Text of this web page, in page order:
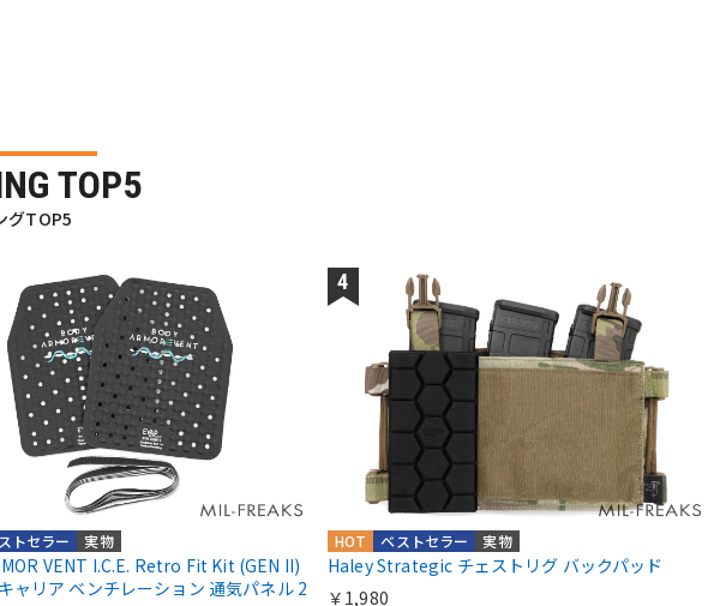
TOP5
グTOP5
実物
トセラー
VENT I.C.E. Retro Fit Kit (GEN II)
ャリア ベンチレーション 通気パネル 2
実物
ベストセラー
HOT
Haley Strategic チェストリグ バックパッド
￥1,980